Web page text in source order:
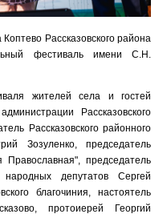
Рассказовского района
фестиваль имени С.Н.
жителей села и гостей
Рассказовского
Рассказовского районного
Зозуленко, председатель
председатель
народных депутатов Сергей
благочиния, настоятель
протоиерей Георгий